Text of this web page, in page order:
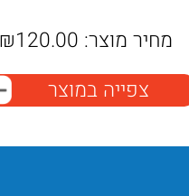
מחיר מוצר:
₪120.00
צפייה במוצר